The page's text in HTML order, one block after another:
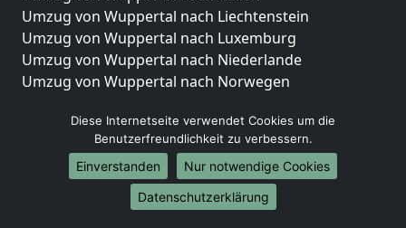
Umzug von Wuppertal nach Liechtenstein
Umzug von Wuppertal nach Luxemburg
Umzug von Wuppertal nach Niederlande
Umzug von Wuppertal nach Norwegen
Umzüge-Deutschlandweit
Umzug von Wuppertal nach Berlin
Umzug von Wuppertal nach Hamburg
Umzug von Wuppertal nach München
Umzug von Wuppertal nach Köln
Diese Internetseite verwendet Cookies um die
Benutzerfreundlichkeit zu verbessern.
Einverstanden
Nur notwendige Cookies
Datenschutzerklärung